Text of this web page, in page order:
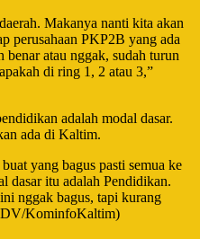
Makanya nanti kita akan
perusahaan PKP2B yang ada
atau nggak, sudah turun
di ring 1, 2 atau 3,”
adalah modal dasar.
ada di Kaltim.
yang bagus pasti semua ke
dasar itu adalah Pendidikan.
nggak bagus, tapi kurang
KominfoKaltim)